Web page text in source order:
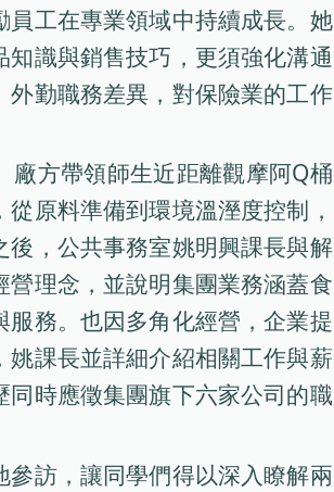
工在專業領域中持續成長。她
識與銷售技巧，更須強化溝通
勤職務差異，對保險業的工作
廠方帶領師生近距離觀摩阿Q桶
原料準備到環境溫溼度控制，
，公共事務室姚明興課長與解
理念，並說明集團業務涵蓋食
務。也因多角化經營，企業提
課長並詳細介紹相關工作與薪
時應徵集團旗下六家公司的職
訪，讓同學們得以深入瞭解兩